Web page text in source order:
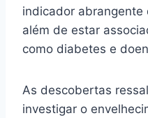
indicador abrangente
além de estar
como diabetes e
As descobertas
investigar o